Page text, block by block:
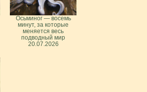
Осьминог — восемь
минут, за которые
меняется весь
подводный мир
20.07.2026